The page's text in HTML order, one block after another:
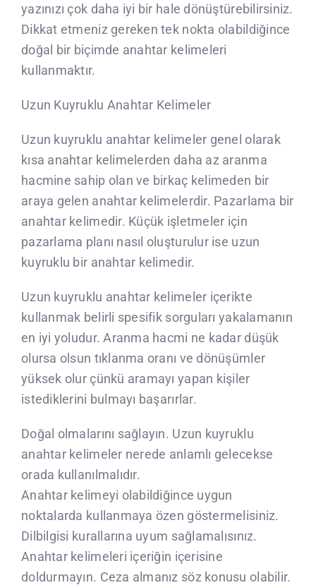
yazınızı çok daha iyi bir hale dönüştürebilirsiniz.
Dikkat etmeniz gereken tek nokta olabildiğince
doğal bir biçimde anahtar kelimeleri
kullanmaktır.
Uzun Kuyruklu Anahtar Kelimeler
Uzun kuyruklu anahtar kelimeler genel olarak
kısa anahtar kelimelerden daha az aranma
hacmine sahip olan ve birkaç kelimeden bir
araya gelen anahtar kelimelerdir. Pazarlama bir
anahtar kelimedir. Küçük işletmeler için
pazarlama planı nasıl oluşturulur ise uzun
kuyruklu bir anahtar kelimedir.
Uzun kuyruklu anahtar kelimeler içerikte
kullanmak belirli spesifik sorguları yakalamanın
en iyi yoludur. Aranma hacmi ne kadar düşük
olursa olsun tıklanma oranı ve dönüşümler
yüksek olur çünkü aramayı yapan kişiler
istediklerini bulmayı başarırlar.
Doğal olmalarını sağlayın. Uzun kuyruklu
anahtar kelimeler nerede anlamlı gelecekse
orada kullanılmalıdır.
Anahtar kelimeyi olabildiğince uygun
noktalarda kullanmaya özen göstermelisiniz.
Dilbilgisi kurallarına uyum sağlamalısınız.
Anahtar kelimeleri içeriğin içerisine
doldurmayın. Ceza almanız söz konusu olabilir.